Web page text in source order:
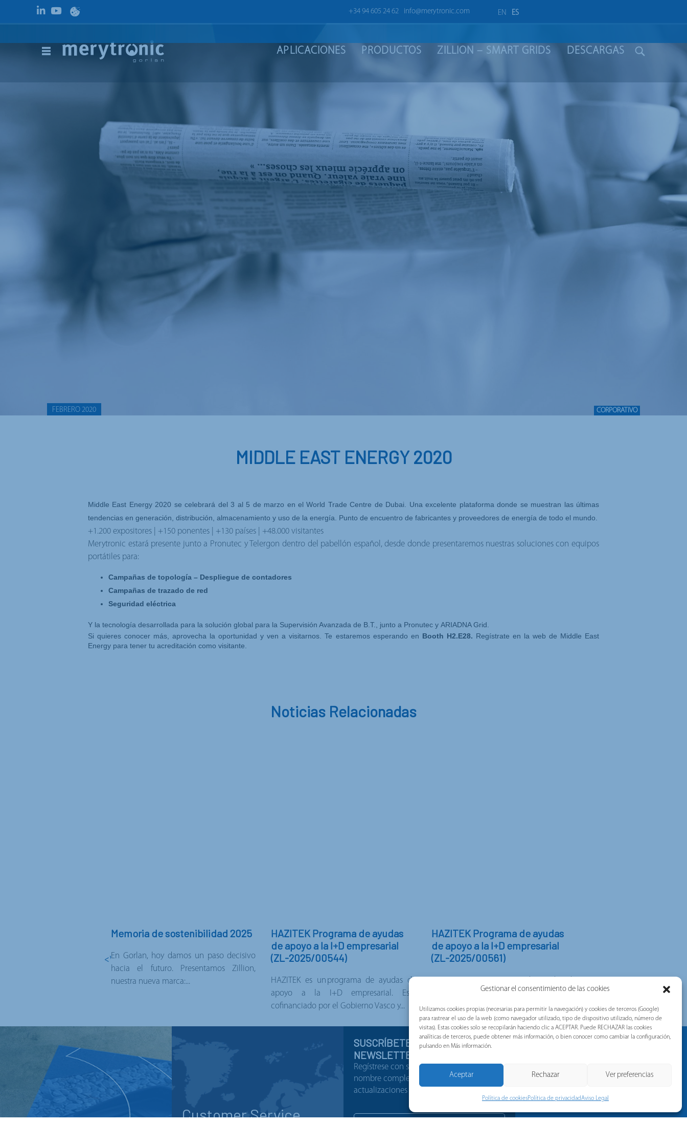
Gestionar el consentimiento de las cookies
Utilizamos cookies propias (necesarias para permitir la navegación) y cookies de terceros (Google)
para rastrear el uso de la web (como navegador utilizado, tipo de dispositivo utilizado, número de
visitas). Estas cookies solo se recopilarán haciendo clic a ACEPTAR. Puede RECHAZAR las cookies
analíticas de terceros, puede obtener más información, o bien conocer como cambiar la configuración,
pulsando en Más información.
Aceptar Rechazar Ver preferencias
Política de cookiesPolítica de privacidadAviso Legal
+34 94 605 24 62 info@merytronic.com EN ES
APLICACIONES PRODUCTOS ZILLION – SMART GRIDS DESCARGAS
FEBRERO 2020 CORPORATIVO
MIDDLE EAST ENERGY 2020
Middle East Energy 2020 se celebrará del 3 al 5 de marzo en el World Trade Centre de Dubai. Una excelente plataforma donde se muestran las últimas
tendencias en generación, distribución, almacenamiento y uso de la energía. Punto de encuentro de fabricantes y proveedores de energía de todo el mundo.
+1.200 expositores | +150 ponentes | +130 países | +48.000 visitantes
Merytronic estará presente junto a Pronutec y Telergon dentro del pabellón español, desde donde presentaremos nuestras soluciones con equipos
portátiles para:
Campañas de topología – Despliegue de contadores
Campañas de trazado de red
Seguridad eléctrica
Y la tecnología desarrollada para la solución global para la Supervisión Avanzada de B.T., junto a Pronutec y ARIADNA Grid.
Si quieres conocer más, aprovecha la oportunidad y ven a visitarnos. Te estaremos esperando en Booth H2.E28. Regístrate en la web de Middle East
Energy para tener tu acreditación como visitante.
Noticias Relacionadas
Memoria de sostenibilidad 2025
En Gorlan, hoy damos un paso decisivo
hacia el futuro. Presentamos Zillion,
nuestra nueva marca:...
HAZITEK Programa de ayudas
de apoyo a la I+D empresarial
(ZL-2025/00544)
HAZITEK es un programa de ayudas de
apoyo a la I+D empresarial. Está
cofinanciado por el Gobierno Vasco y...
HAZITEK Programa de ayudas
de apoyo a la I+D empresarial
(ZL-2025/00561)
apoyo a la I+D empresarial. Está
cofinanciado por el Gobierno Vasco y...
< VOLVER A LAS NOTICIAS
Customer Service
SUSCRÍBETE A NUESTRA
NEWSLETTER
Regístrese con su correo electrónico y
nombre completo para recibir noticias y
actualizaciones